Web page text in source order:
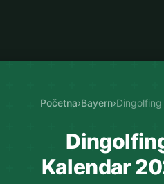
Početna›Bayern›Dingolfing
Kalendar